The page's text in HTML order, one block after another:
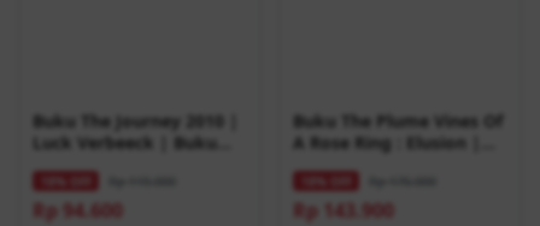
Buku The Journey 2010 |
Luck Verbeeck | Buku
Catatan Perjalanan
Rp 94.600
Buku The Plume Vines Of
A Rose Ring : Elusion |
DHEIII | Buku Novel
Rp 143.900